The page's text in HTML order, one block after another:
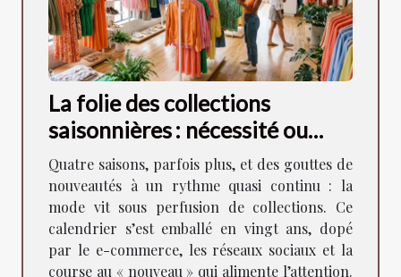
La folie des collections
saisonnières : nécessité ou
artifice ?
Quatre saisons, parfois plus, et des gouttes de
nouveautés à un rythme quasi continu : la
mode vit sous perfusion de collections. Ce
calendrier s’est emballé en vingt ans, dopé
par le e-commerce, les réseaux sociaux et la
course au « nouveau » qui alimente l’attention.